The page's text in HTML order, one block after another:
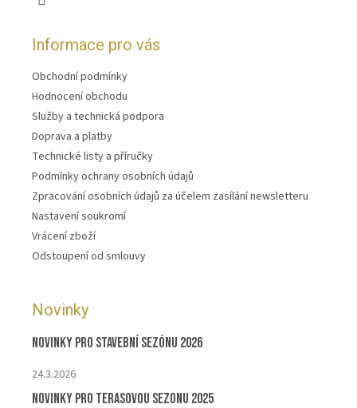
Informace pro vás
Obchodní podmínky
Hodnocení obchodu
Služby a technická podpora
Doprava a platby
Technické listy a příručky
Podmínky ochrany osobních údajů
Zpracování osobních údajů za účelem zasílání newsletteru
Nastavení soukromí
Vrácení zboží
Odstoupení od smlouvy
Novinky
Novinky pro stavební sezónu 2026
24.3.2026
Novinky pro terasovou sezonu 2025